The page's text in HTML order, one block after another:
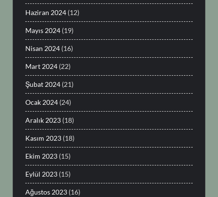
Haziran 2024 (12)
Mayıs 2024 (19)
Nisan 2024 (16)
Mart 2024 (22)
Şubat 2024 (21)
Ocak 2024 (24)
Aralık 2023 (18)
Kasım 2023 (18)
Ekim 2023 (15)
Eylül 2023 (15)
Ağustos 2023 (16)